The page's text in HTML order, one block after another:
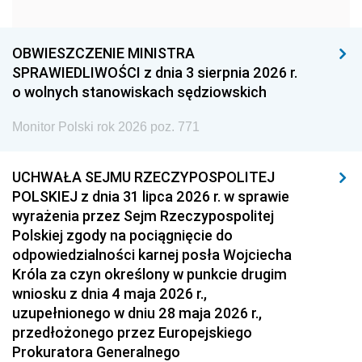
1957 1956 1955
1954 1953 1952
1951 1950
1939 1938 1937
1936 1930
OBWIESZCZENIE MINISTRA
SPRAWIEDLIWOŚCI z dnia 3 sierpnia 2026 r.
o wolnych stanowiskach sędziowskich
Monitor Polski rok 2026 poz. 771
UCHWAŁA SEJMU RZECZYPOSPOLITEJ
POLSKIEJ z dnia 31 lipca 2026 r. w sprawie
wyrażenia przez Sejm Rzeczypospolitej
Polskiej zgody na pociągnięcie do
odpowiedzialności karnej posła Wojciecha
Króla za czyn określony w punkcie drugim
wniosku z dnia 4 maja 2026 r.,
uzupełnionego w dniu 28 maja 2026 r.,
przedłożonego przez Europejskiego
Prokuratora Generalnego